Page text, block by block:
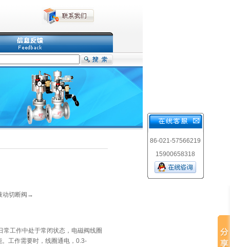
动切断阀→
常工作中处于常闭状态，电磁阀线圈
工作需要时，线圈通电，0.3-
86-021-57566219
15900658318